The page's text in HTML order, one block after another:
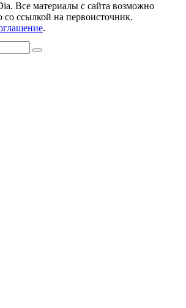
Все материалы с сайта возможно
со ссылкой на первоисточник.
.
Search